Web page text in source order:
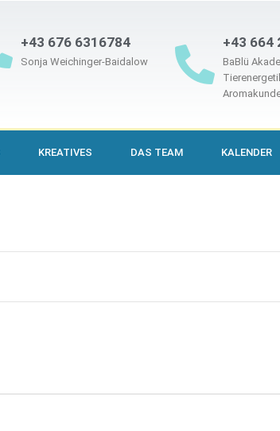
+43 676 6316784
Sonja Weichinger-Baidalow
+43 664
BaBlü
KREATIVES DAS TEAM KALENDER